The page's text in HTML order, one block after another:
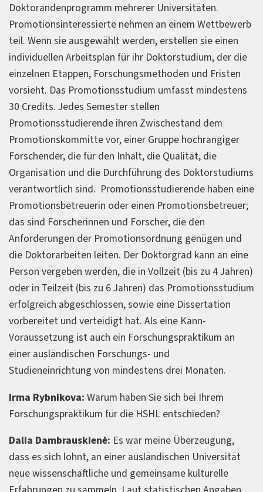
Doktorandenprogramm mehrerer Universitäten.
Promotionsinteressierte nehmen an einem Wettbewerb
teil. Wenn sie ausgewählt werden, erstellen sie einen
individuellen Arbeitsplan für ihr Doktorstudium, der die
einzelnen Etappen, Forschungsmethoden und Fristen
vorsieht. Das Promotionsstudium umfasst mindestens
30 Credits. Jedes Semester stellen
Promotionsstudierende ihren Zwischestand dem
Promotionskommitte vor, einer Gruppe hochrangiger
Forschender, die für den Inhalt, die Qualität, die
Organisation und die Durchführung des Doktorstudiums
verantwortlich sind. Promotionsstudierende haben eine
Promotionsbetreuerin oder einen Promotionsbetreuer;
das sind Forscherinnen und Forscher, die den
Anforderungen der Promotionsordnung genügen und
die Doktorarbeiten leiten. Der Doktorgrad kann an eine
Person vergeben werden, die in Vollzeit (bis zu 4 Jahren)
oder in Teilzeit (bis zu 6 Jahren) das Promotionsstudium
erfolgreich abgeschlossen, sowie eine Dissertation
vorbereitet und verteidigt hat. Als eine Kann-
Voraussetzung ist auch ein Forschungspraktikum an
einer ausländischen Forschungs- und
Studieneinrichtung von mindestens drei Monaten.
Irma Rybnikova: Warum haben Sie sich bei Ihrem
Forschungspraktikum für die HSHL entschieden?
Dalia Dambrauskienė: Es war meine Überzeugung,
dass es sich lohnt, an einer ausländischen Universität
neue wissenschaftliche und gemeinsame kulturelle